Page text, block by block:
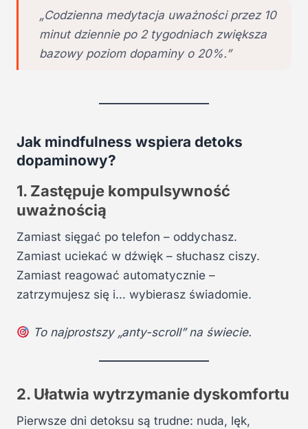
„Codzienna medytacja uważności przez 10
minut dziennie po 2 tygodniach zwiększa
bazowy poziom dopaminy o 20%.”
Jak mindfulness wspiera detoks
dopaminowy?
1. Zastępuje kompulsywność
uważnością
Zamiast sięgać po telefon – oddychasz.
Zamiast uciekać w dźwięk – słuchasz ciszy.
Zamiast reagować automatycznie –
zatrzymujesz się i… wybierasz świadomie.
To najprostszy „anty-scroll” na świecie.
2. Ułatwia wytrzymanie dyskomfortu
Pierwsze dni detoksu są trudne: nuda, lęk,